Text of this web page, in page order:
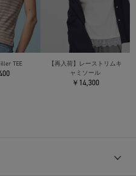
TEE
【再入荷】レーストリムキ
ャミソール
￥14,300